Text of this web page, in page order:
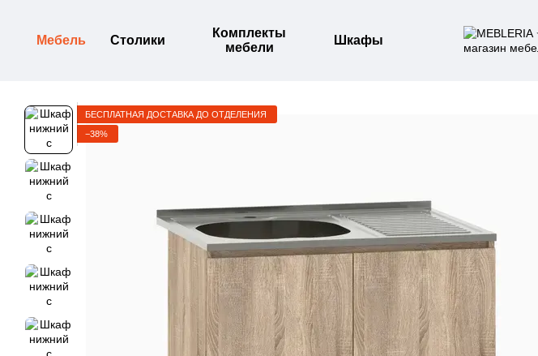
Мебель Столики
Комплекты
мебели
Шкафы
БЕСПЛАТНАЯ ДОСТАВКА ДО ОТДЕЛЕНИЯ
−38%